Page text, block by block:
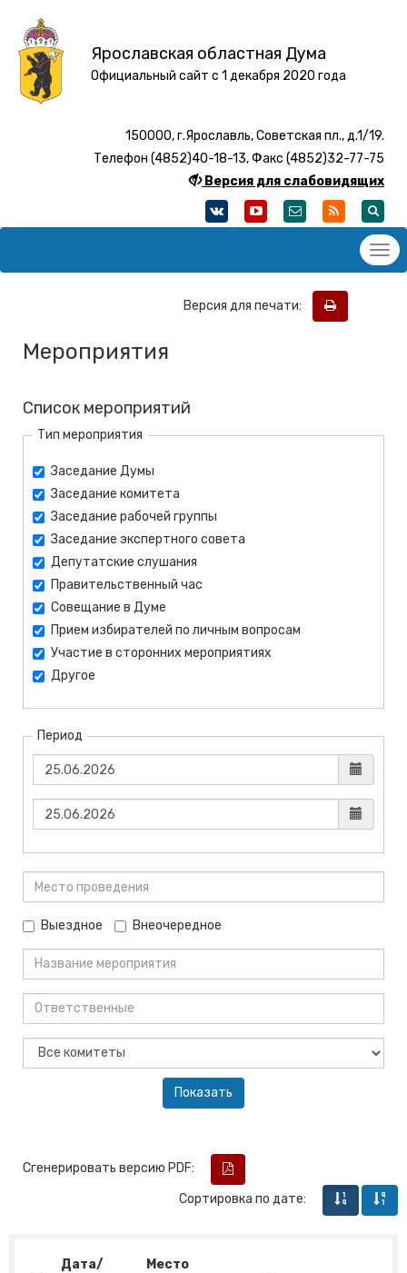
Ярославская областная Дума
Официальный сайт с 1 декабря 2020 года
150000, г.Ярославль, Советская пл., д.1/19.
Телефон (4852)40-18-13, Факс (4852)32-77-75
Версия для слабовидящих
Версия для печати:
Мероприятия
Список мероприятий
Тип мероприятия
Заседание Думы
Заседание комитета
Заседание рабочей группы
Заседание экспертного совета
Депутатские слушания
Правительственный час
Совещание в Думе
Прием избирателей по личным вопросам
Участие в сторонних мероприятиях
Другое
Период
Выездное Внеочередное
Сгенерировать версию PDF:
Сортировка по дате:
Дата/
Место